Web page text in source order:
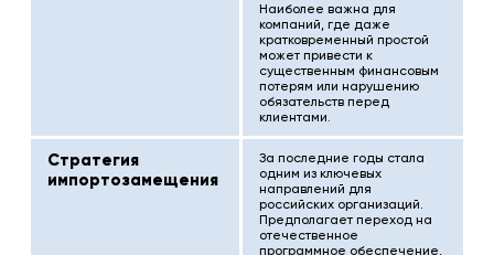
Наиболее важна для
компаний, где даже
кратковременный простой
может привести к
существенным финансовым
потерям или нарушению
обязательств перед
клиентами.
Стратегия
импортозамещения
За последние годы стала
одним из ключевых
направлений для
российских организаций.
Предполагает переход на
отечественное
программное обеспечение,